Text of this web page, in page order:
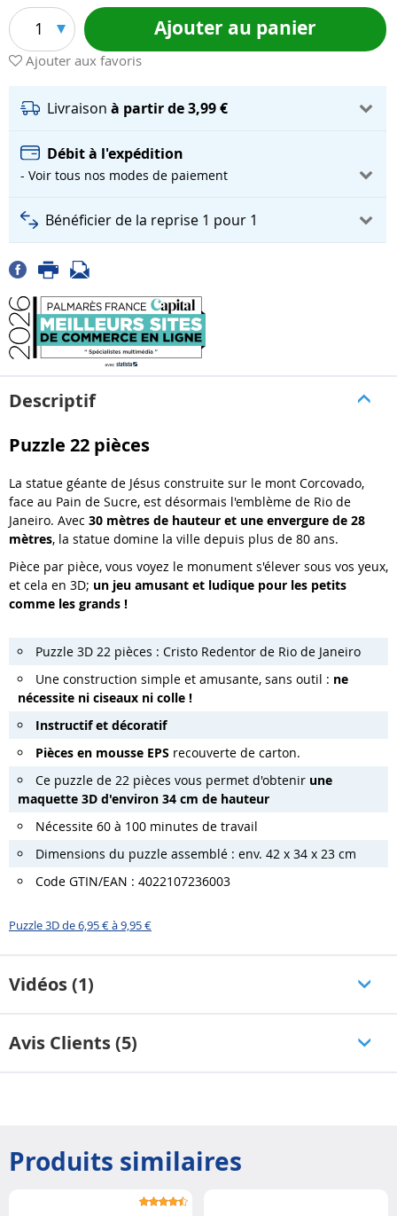
1 Ajouter au panier
Ajouter aux favoris
Livraison à partir de 3,99 €
Débit à l'expédition
- Voir tous nos modes de paiement
Bénéficier de la reprise 1 pour 1
Descriptif
Puzzle 22 pièces
La statue géante de Jésus construite sur le mont Corcovado,
face au Pain de Sucre, est désormais l'emblème de Rio de
Janeiro. Avec 30 mètres de hauteur et une envergure de 28
mètres, la statue domine la ville depuis plus de 80 ans.
Pièce par pièce, vous voyez le monument s'élever sous vos yeux,
et cela en 3D; un jeu amusant et ludique pour les petits
comme les grands !
Puzzle 3D 22 pièces : Cristo Redentor de Rio de Janeiro
Une construction simple et amusante, sans outil : ne
nécessite ni ciseaux ni colle !
Instructif et décoratif
Pièces en mousse EPS recouverte de carton.
Ce puzzle de 22 pièces vous permet d'obtenir une
maquette 3D d'environ 34 cm de hauteur
Nécessite 60 à 100 minutes de travail
Dimensions du puzzle assemblé : env. 42 x 34 x 23 cm
Code GTIN/EAN : 4022107236003
Puzzle 3D de 6,95 € à 9,95 €
Vidéos (1)
Avis Clients (5)
Produits similaires